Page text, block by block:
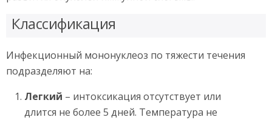
Классификация
Инфекционный мононуклеоз по тяжести течения
подразделяют на:
Легкий – интоксикация отсутствует или
длится не более 5 дней. Температура не